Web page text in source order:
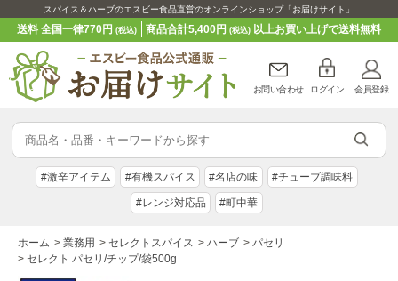
スパイス＆ハーブのエスビー食品直営のオンラインショップ「お届けサイト」
送料 全国一律770円(税込) 商品合計5,400円 (税込)以上お買い上げで送料無料
お問い合わせ ログイン 会員登録
#激辛アイテム #有機スパイス #名店の味 #チューブ調味料
#レンジ対応品 #町中華
ホーム > 業務用 > セレクトスパイス > ハーブ > パセリ
> セレクト パセリ/チップ/袋500g